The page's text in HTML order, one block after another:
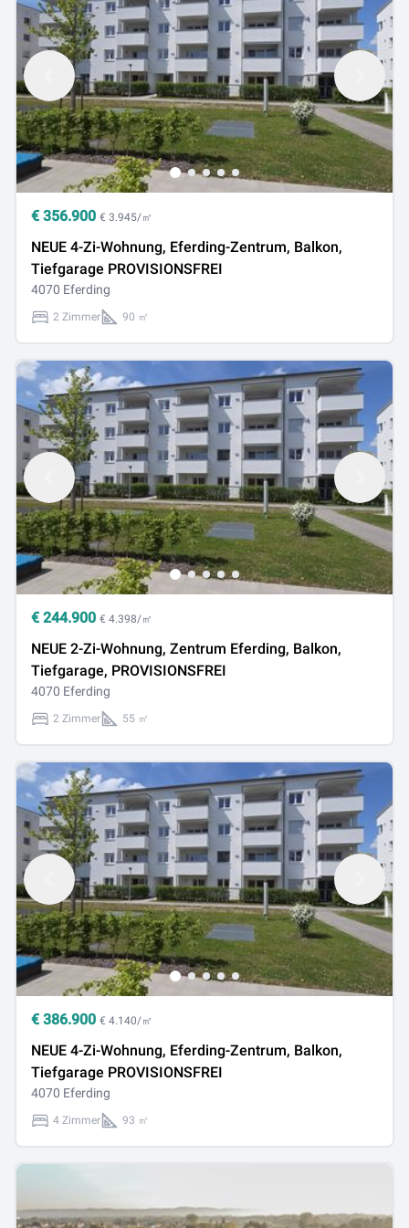
€ 356.900 € 3.945/㎡
NEUE 4-Zi-Wohnung, Eferding-Zentrum, Balkon,
Tiefgarage PROVISIONSFREI
4070 Eferding
2 Zimmer 90 ㎡
€ 244.900 € 4.398/㎡
NEUE 2-Zi-Wohnung, Zentrum Eferding, Balkon,
Tiefgarage, PROVISIONSFREI
4070 Eferding
2 Zimmer 55 ㎡
€ 386.900 € 4.140/㎡
NEUE 4-Zi-Wohnung, Eferding-Zentrum, Balkon,
Tiefgarage PROVISIONSFREI
4070 Eferding
4 Zimmer 93 ㎡